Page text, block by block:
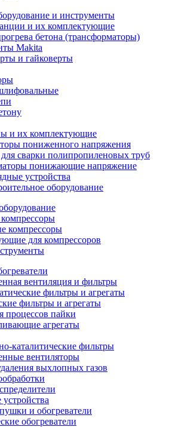
и инструменты
и их комплектующие
бетона (трансформаторы)
Makita
и гайковерты
и их комплектующие
пониженного напряжения
сварки полипропиленовых труб
понижающие напряжение
устройства
оборудование
компрессоры
для компрессоров
вентиляция и фильтры
фильтры и агрегаты
фильтры и агрегаты
процессов пайки
агрегаты
каталитические фильтры
вентиляторы
выхлопных газов
и обогреватели
обогреватели